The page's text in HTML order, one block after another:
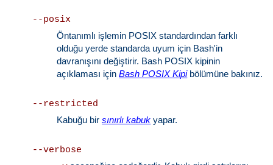
--posix
Öntanımlı işlemin POSIX standardından farklı
olduğu yerde standarda uyum için Bash'in
davranışını değiştirir. Bash POSIX kipinin
açıklaması içinBash POSIX Kipibölümüne bakınız.
--restricted
Kabuğu birsınırlı kabuk yapar.
--verbose